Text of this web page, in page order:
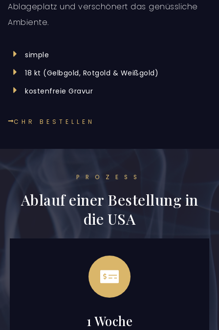
Ablageplatz und verschönert das genüssliche
Ambiente.
simple
18 kt (Gelbgold, Rotgold & Weißgold)
kostenfreie Gravur
CHR BESTELLEN
PROZESS
Ablauf einer Bestellung in
die USA
1 Woche